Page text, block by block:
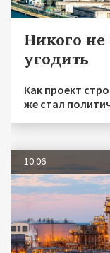
Никого не
угодить
Как проект
же стал
10.06